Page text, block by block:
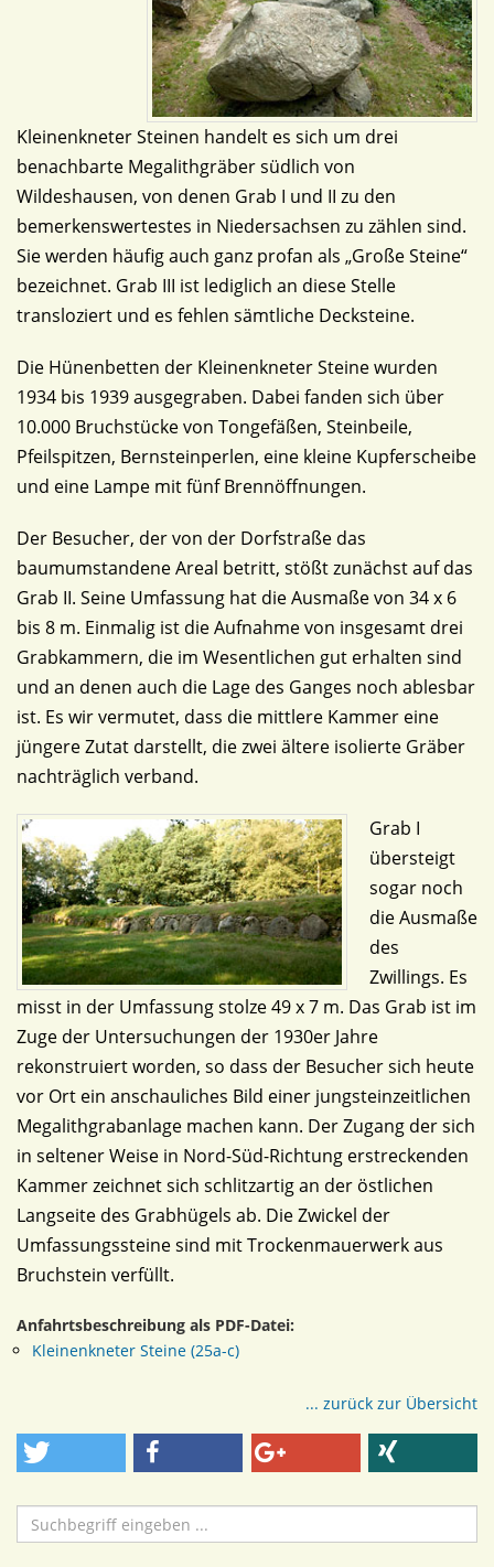
Kleinenkneter Steinen handelt es sich um drei
benachbarte Megalithgräber südlich von
Wildeshausen, von denen Grab I und II zu den
bemerkenswertestes in Niedersachsen zu zählen sind.
Sie werden häufig auch ganz profan als „Große Steine“
bezeichnet. Grab III ist lediglich an diese Stelle
transloziert und es fehlen sämtliche Decksteine.
Die Hünenbetten der Kleinenkneter Steine wurden
1934 bis 1939 ausgegraben. Dabei fanden sich über
10.000 Bruchstücke von Tongefäßen, Steinbeile,
Pfeilspitzen, Bernsteinperlen, eine kleine Kupferscheibe
und eine Lampe mit fünf Brennöffnungen.
Der Besucher, der von der Dorfstraße das
baumumstandene Areal betritt, stößt zunächst auf das
Grab II. Seine Umfassung hat die Ausmaße von 34 x 6
bis 8 m. Einmalig ist die Aufnahme von insgesamt drei
Grabkammern, die im Wesentlichen gut erhalten sind
und an denen auch die Lage des Ganges noch ablesbar
ist. Es wir vermutet, dass die mittlere Kammer eine
jüngere Zutat darstellt, die zwei ältere isolierte Gräber
nachträglich verband.
Grab I
übersteigt
sogar noch
die Ausmaße
des
Zwillings. Es
misst in der Umfassung stolze 49 x 7 m. Das Grab ist im
Zuge der Untersuchungen der 1930er Jahre
rekonstruiert worden, so dass der Besucher sich heute
vor Ort ein anschauliches Bild einer jungsteinzeitlichen
Megalithgrabanlage machen kann. Der Zugang der sich
in seltener Weise in Nord-Süd-Richtung erstreckenden
Kammer zeichnet sich schlitzartig an der östlichen
Langseite des Grabhügels ab. Die Zwickel der
Umfassungssteine sind mit Trockenmauerwerk aus
Bruchstein verfüllt.
Anfahrtsbeschreibung als PDF-Datei:
Kleinenkneter Steine (25a-c)
... zurück zur Übersicht
Suchen